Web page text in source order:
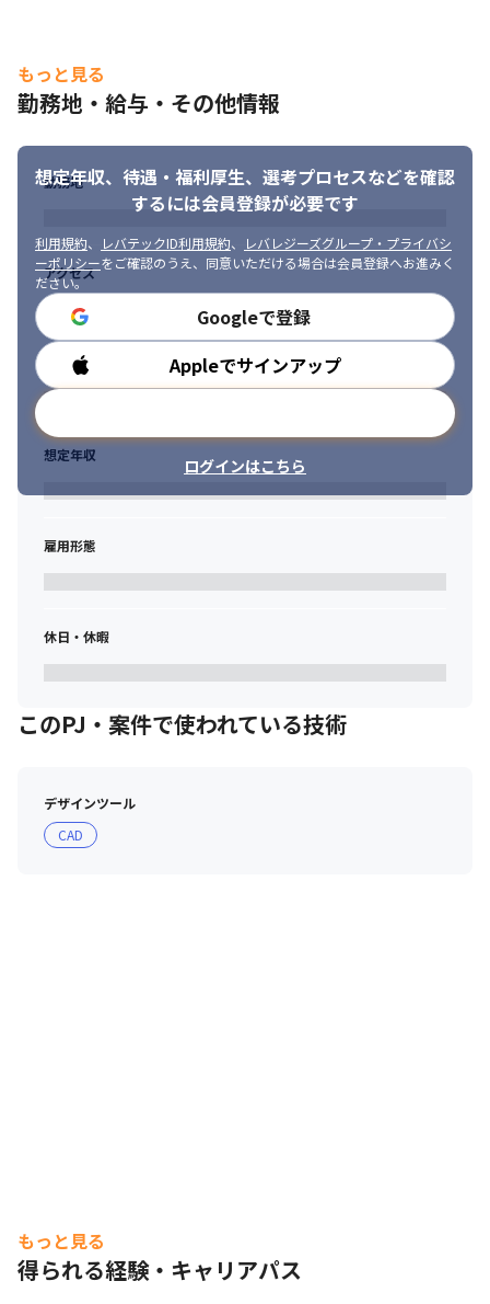
もっと見る
勤務地・給与・その他情報
想定年収、待遇・福利厚生、 選考プロセスなどを確認
するには会員登録が必要です
利用規約、 レバテックID利用規約、
レバレジーズグループ・プライバシ
ーポリシーをご確認のうえ、同意いただける場合は会員登録へお進みく
ださい。
Googleで登録
Appleでサインアップ
ログインはこちら
勤務地
アクセス
勤務時間
想定年収
雇用形態
休日・休暇
このPJ・案件で使われている技術
デザインツール
CAD
もっと見る
得られる経験・キャリアパス